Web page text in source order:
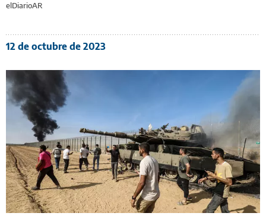
elDiarioAR
12 de octubre de 2023